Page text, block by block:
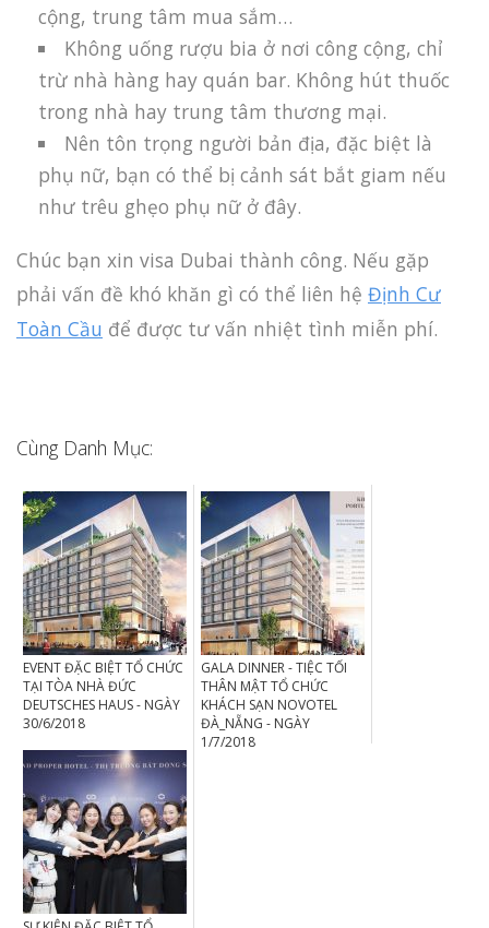
cộng, trung tâm mua sắm…
Không uống rượu bia ở nơi công cộng, chỉ
trừ nhà hàng hay quán bar. Không hút thuốc
trong nhà hay trung tâm thương mại.
Nên tôn trọng người bản địa, đặc biệt là
phụ nữ, bạn có thể bị cảnh sát bắt giam nếu
như trêu ghẹo phụ nữ ở đây.
Chúc bạn xin visa Dubai thành công. Nếu gặp
phải vấn đề khó khăn gì có thể liên hệ Định Cư
Toàn Cầu để được tư vấn nhiệt tình miễn phí.
Cùng Danh Mục:
EVENT ĐẶC BIỆT TỔ CHỨC
TẠI TÒA NHÀ ĐỨC
DEUTSCHES HAUS - NGÀY
30/6/2018
GALA DINNER - TIỆC TỐI
THÂN MẬT TỔ CHỨC
KHÁCH SẠN NOVOTEL
ĐÀ_NẴNG - NGÀY
1/7/2018